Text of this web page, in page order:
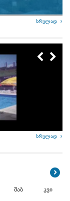
სრულად
სრულად
შაბ კვი